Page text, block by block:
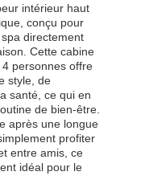
intérieur haut
conçu pour
directement
Cette cabine
personnes offre
style, de
santé, ce qui en
de bien-être.
après une longue
profiter
entre amis, ce
idéal pour le